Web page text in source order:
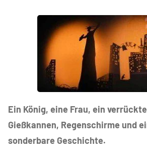
Ein König, eine Frau, ein
Gießkannen, Regenschirme und
sonderbare Geschichte.